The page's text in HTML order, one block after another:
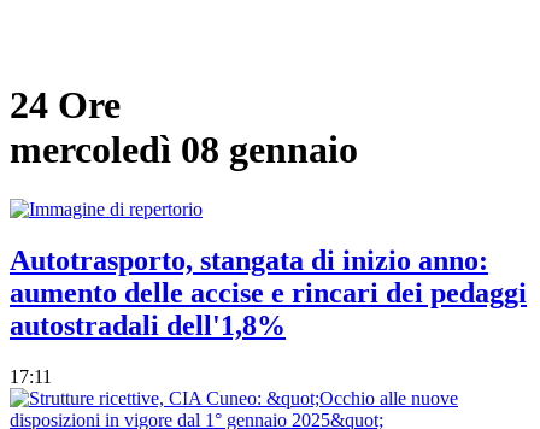
24 Ore
mercoledì 08 gennaio
Autotrasporto, stangata di inizio anno:
aumento delle accise e rincari dei pedaggi
autostradali dell'1,8%
17:11